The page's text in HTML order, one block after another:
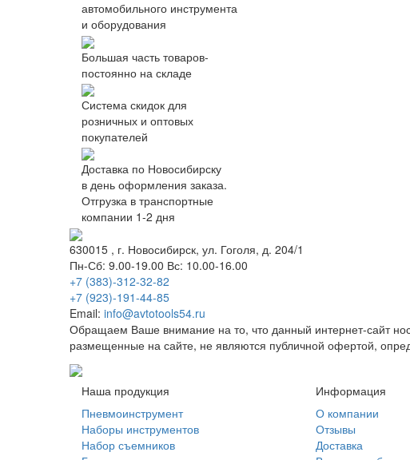
автомобильного инструмента
и оборудования
Большая часть товаров-
постоянно на складе
Система скидок для
розничных и оптовых
покупателей
Доставка по Новосибирску
в день оформления заказа.
Отгрузка в транспортные
компании 1-2 дня
630015 , г. Новосибирск, ул. Гоголя, д. 204/1
Пн-Сб: 9.00-19.00 Вс: 10.00-16.00
+7 (383)-312-32-82
+7 (923)-191-44-85
Email: info@avtotools54.ru
Обращаем Ваше внимание на то, что данный интернет-сайт
размещенные на сайте, не являются публичной офертой,
Наша продукция
Пневмоинструмент
Наборы инструментов
Набор съемников
Информация
О компании
Отзывы
Доставка